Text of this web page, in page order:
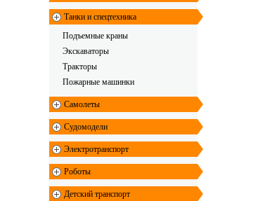
Танки и спецтехника
Подъемные краны
Экскаваторы
Тракторы
Пожарные машинки
Самолеты
Судомодели
Электротранспорт
Роботы
Детский транспорт